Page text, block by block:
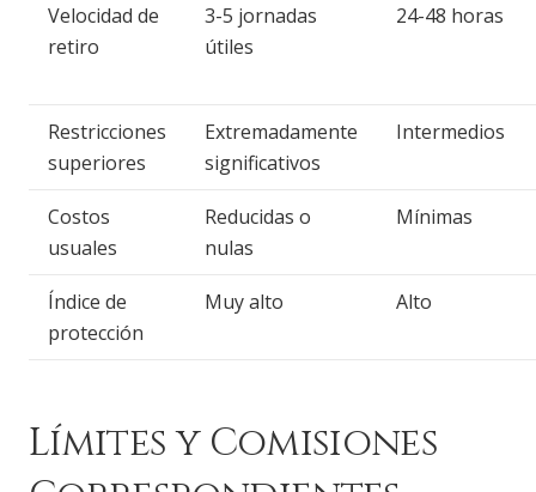
Velocidad de
retiro
3-5 jornadas
útiles
24-48 horas
Restricciones
superiores
Extremadamente
significativos
Intermedios
Costos
usuales
Reducidas o
nulas
Mínimas
Índice de
protección
Muy alto Alto
Límites y Comisiones